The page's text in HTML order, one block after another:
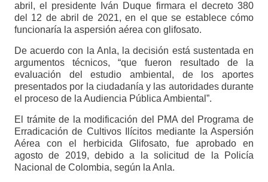
abril, el presidente Iván Duque firmara el decreto 380
del 12 de abril de 2021, en el que se establece cómo
funcionaría la aspersión aérea con glifosato.
De acuerdo con la Anla, la decisión está sustentada en
argumentos técnicos, “que fueron resultado de la
evaluación del estudio ambiental, de los aportes
presentados por la ciudadanía y las autoridades durante
el proceso de la Audiencia Pública Ambiental”.
El trámite de la modificación del PMA del Programa de
Erradicación de Cultivos Ilícitos mediante la Aspersión
Aérea con el herbicida Glifosato, fue aprobado en
agosto de 2019, debido a la solicitud de la Policía
Nacional de Colombia, según la Anla.